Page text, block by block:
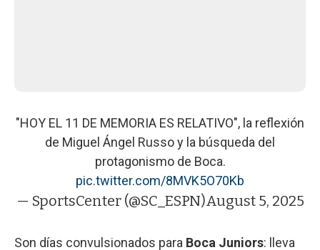
"HOY EL 11 DE MEMORIA ES RELATIVO", la reflexión
de Miguel Ángel Russo y la búsqueda del
protagonismo de Boca.
pic.twitter.com/8MVK5O70Kb
— SportsCenter (@SC_ESPN)August 5, 2025
Son días convulsionados para Boca Juniors: lleva